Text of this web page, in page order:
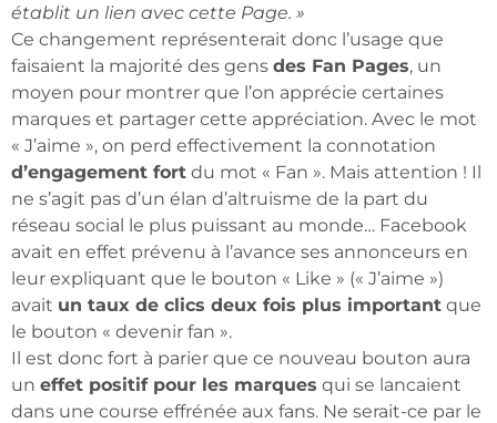
établit un lien avec cette Page. »
Ce changement représenterait donc l’usage que
faisaient la majorité des gens des Fan Pages, un
moyen pour montrer que l’on apprécie certaines
marques et partager cette appréciation. Avec le mot
« J’aime », on perd effectivement la connotation
d’engagement fort du mot « Fan ». Mais attention ! Il
ne s’agit pas d’un élan d’altruisme de la part du
réseau social le plus puissant au monde… Facebook
avait en effet prévenu à l’avance ses annonceurs en
leur expliquant que le bouton « Like » (« J’aime »)
avait un taux de clics deux fois plus important que
le bouton « devenir fan ».
Il est donc fort à parier que ce nouveau bouton aura
un effet positif pour les marques qui se lancaient
dans une course effrénée aux fans. Ne serait-ce par le